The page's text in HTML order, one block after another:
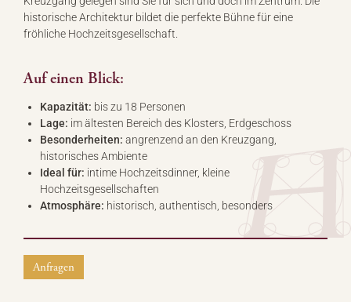
historische Architektur bildet die perfekte Bühne für eine
fröhliche Hochzeitsgesellschaft.
Auf einen Blick:
Kapazität: bis zu 18 Personen
Lage: im ältesten Bereich des Klosters, Erdgeschoss
Besonderheiten: angrenzend an den Kreuzgang,
historisches Ambiente
Ideal für: intime Hochzeitsdinner, kleine
Hochzeitsgesellschaften
Atmosphäre: historisch, authentisch, besonders
Anfragen